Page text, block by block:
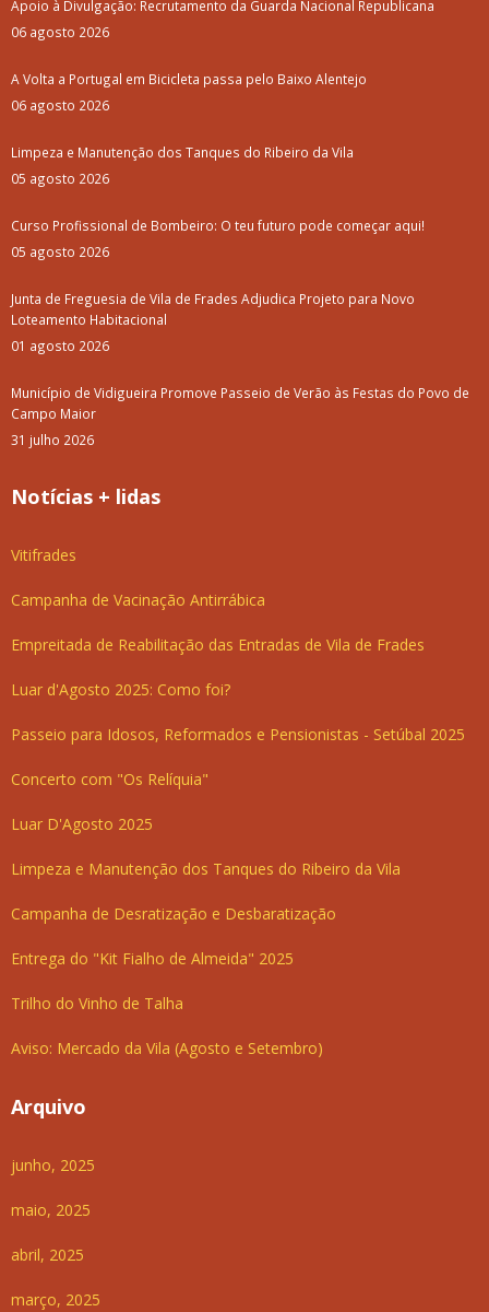
Apoio à Divulgação: Recrutamento da Guarda Nacional Republicana
06 agosto 2026
A Volta a Portugal em Bicicleta passa pelo Baixo Alentejo
06 agosto 2026
Limpeza e Manutenção dos Tanques do Ribeiro da Vila
05 agosto 2026
Curso Profissional de Bombeiro: O teu futuro pode começar aqui!
05 agosto 2026
Junta de Freguesia de Vila de Frades Adjudica Projeto para Novo
Loteamento Habitacional
01 agosto 2026
Município de Vidigueira Promove Passeio de Verão às Festas do Povo de
Campo Maior
31 julho 2026
Notícias + lidas
Vitifrades
Campanha de Vacinação Antirrábica
Empreitada de Reabilitação das Entradas de Vila de Frades
Luar d'Agosto 2025: Como foi?
Passeio para Idosos, Reformados e Pensionistas - Setúbal 2025
Concerto com "Os Relíquia"
Luar D'Agosto 2025
Limpeza e Manutenção dos Tanques do Ribeiro da Vila
Campanha de Desratização e Desbaratização
Entrega do "Kit Fialho de Almeida" 2025
Trilho do Vinho de Talha
Aviso: Mercado da Vila (Agosto e Setembro)
Arquivo
junho, 2025
maio, 2025
abril, 2025
março, 2025